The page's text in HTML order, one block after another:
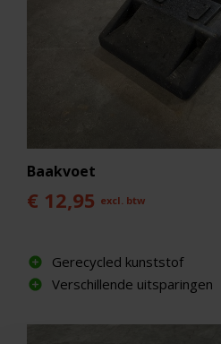
Baakvoet
€ 12,95 excl. btw
Gerecycled kunststof
Verschillende uitsparingen